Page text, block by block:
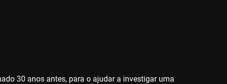
30 anos antes, para o ajudar a investigar uma